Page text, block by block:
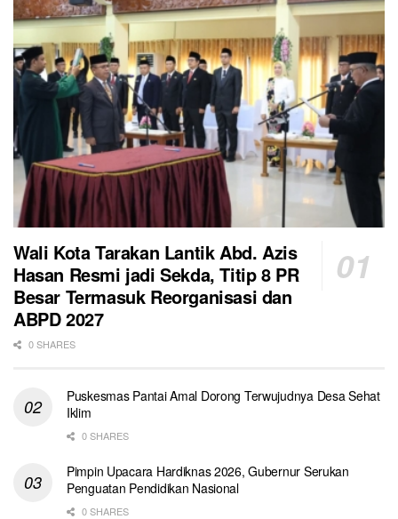
Wali Kota Tarakan Lantik Abd. Azis
Hasan Resmi jadi Sekda, Titip 8 PR
Besar Termasuk Reorganisasi dan
ABPD 2027
0 SHARES
Puskesmas Pantai Amal Dorong Terwujudnya Desa Sehat
Iklim
0 SHARES
Pimpin Upacara Hardiknas 2026, Gubernur Serukan
Penguatan Pendidikan Nasional
0 SHARES